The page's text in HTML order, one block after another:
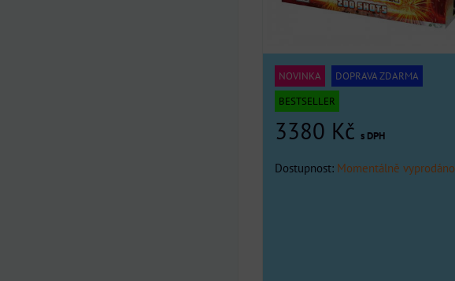
NOVINKA
DOPRAVA ZDARMA
BESTSELLER
3380 Kč s DPH
Dostupnost: Momentálně vyprodáno